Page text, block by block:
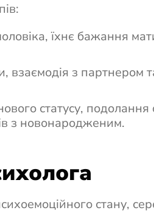
їхнє бажання
взаємодія з партнером
статусу, подолання
з новонародженим.
стану,